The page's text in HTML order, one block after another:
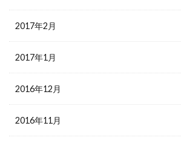
2017年2月
2017年1月
2016年12月
2016年11月